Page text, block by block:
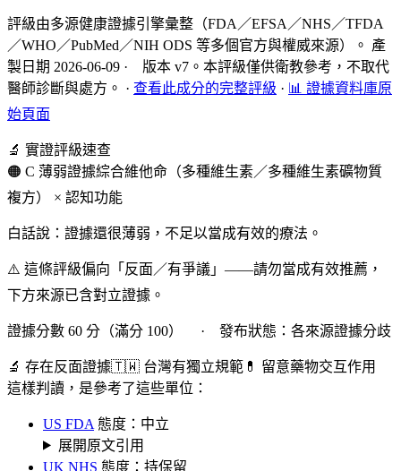
評級由多源健康證據引擎彙整（FDA／EFSA／NHS／TFDA
／WHO／PubMed／NIH ODS 等多個官方與權威來源）。 產
製日期 2026-06-09 · 版本 v7。本評級僅供衛教參考，不取代
醫師診斷與處方。 · 查看此成分的完整評級 · 📊 證據資料庫原
始頁面
🔬 實證評級速查
🟠 C 薄弱證據綜合維他命（多種維生素／多種維生素礦物質
複方） × 認知功能
白話說：證據還很薄弱，不足以當成有效的療法。
⚠️ 這條評級偏向「反面／有爭議」——請勿當成有效推薦，
下方來源已含對立證據。
證據分數 60 分（滿分 100） · 發布狀態：各來源證據分歧
🔬 存在反面證據🇹🇼 台灣有獨立規範 💊 留意藥物交互作用
這樣判讀，是參考了這些單位：
US FDA 態度：中立
展開原文引用
UK NHS 態度：持保留